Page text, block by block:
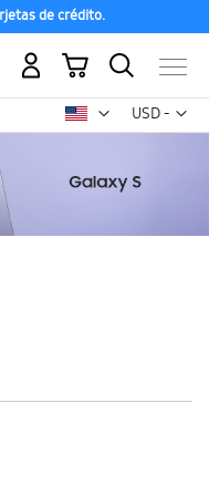
de crédito.
USD -
dólar
Mi carrito